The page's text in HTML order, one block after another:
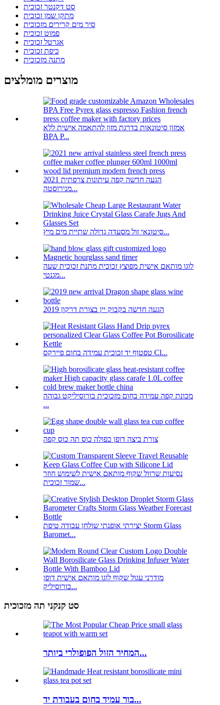
סט דקנטר זכוכית
מתקן שמן זכוכית
סיר מים קרירים מזכוכית
פמוט זכוכית
אגרטל זכוכית
כיפת זכוכית
מתנה מזכוכית
מוצרים מומלצים
אמזון סיטונאות בדרגת מזון להתאמה אישית ללא
BPA P...
2021 הגעה חדשה קפה עיתונות צרפתית
מנירוסטה...
סיטונאי זול מסעדה גדולה שתיית מים מיץ...
לוגו מותאם אישית מפוצץ זכוכית מתנת זכוכית שעה
מגנטי...
2019 הגעה חדשה בקבוק יין בצורת דרקון
טפטוף יד זכוכית עמידה בחום פיירקס Cl...
מכונת קפה עמידה בחום מזכוכית בורוסיליקט גבוהה
...
צורת ביצה דופן כפולה כוס תה כוס קפה
נסיעות שרוול שקוף מותאם אישית לשימוש חוזר
שמור זכוכית...
יצירתי אופנתי שולחן עבודה טיפת Storm Glass
Baromet...
מודרני עגול שקוף לוגו מותאם אישית דופן
בורוסיליק...
סט קנקני תה מזכוכית
המחיר הזול הפופולרי ביותר...
בור עמיד בחום בעבודת יד...